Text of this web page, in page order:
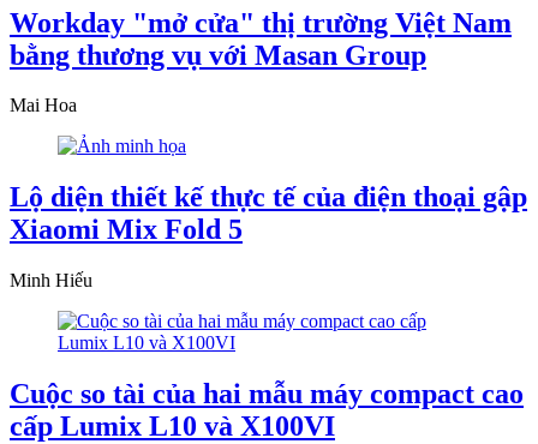
Workday "mở cửa" thị trường Việt Nam
bằng thương vụ với Masan Group
Mai Hoa
Lộ diện thiết kế thực tế của điện thoại gập
Xiaomi Mix Fold 5
Minh Hiếu
Cuộc so tài của hai mẫu máy compact cao
cấp Lumix L10 và X100VI